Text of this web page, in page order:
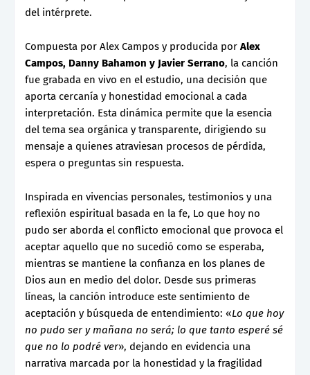
del intérprete.
Compuesta por Alex Campos y producida por Alex
Campos, Danny Bahamon y Javier Serrano, la canción
fue grabada en vivo en el estudio, una decisión que
aporta cercanía y honestidad emocional a cada
interpretación. Esta dinámica permite que la esencia
del tema sea orgánica y transparente, dirigiendo su
mensaje a quienes atraviesan procesos de pérdida,
espera o preguntas sin respuesta.
Inspirada en vivencias personales, testimonios y una
reflexión espiritual basada en la fe, Lo que hoy no
pudo ser aborda el conflicto emocional que provoca el
aceptar aquello que no sucedió como se esperaba,
mientras se mantiene la confianza en los planes de
Dios aun en medio del dolor. Desde sus primeras
líneas, la canción introduce este sentimiento de
aceptación y búsqueda de entendimiento: «Lo que hoy
no pudo ser y mañana no será; lo que tanto esperé sé
que no lo podré ver», dejando en evidencia una
narrativa marcada por la honestidad y la fragilidad